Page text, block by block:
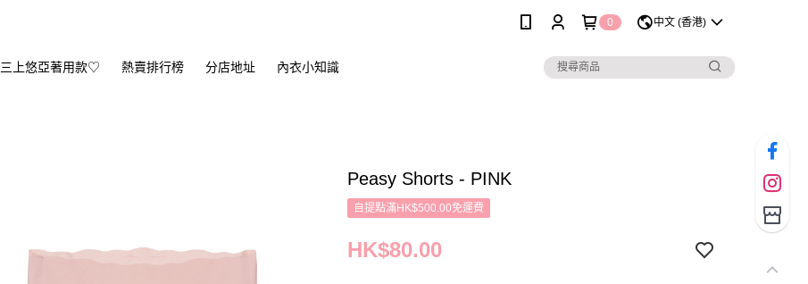
0 中文 (香港)
三上悠亞著用款♡ 熱賣排行榜 分店地址 內衣小知識
Peasy Shorts - PINK
自提點滿HK$500.00免運費
HK$80.00